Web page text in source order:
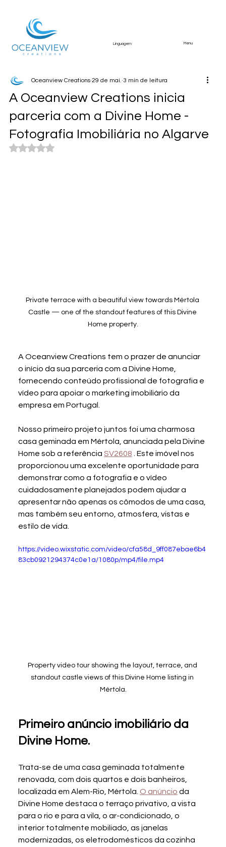
Linguagem Menu
A Oceanview Creations inicia
parceria com a Divine Home -
Fotografia Imobiliária no Algarve
Oceanview Creations 29 de mai. 3 min de leitura
Avaliado com NaN de 5 estrelas.
Private terrace with a beautiful view towards Mértola
Castle — one of the standout features of this Divine
Home property.
A Oceanview Creations tem o prazer de anunciar
o início da sua parceria com a Divine Home,
fornecendo conteúdo profissional de fotografia e
vídeo para apoiar o marketing imobiliário da
empresa em Portugal.
Nosso primeiro projeto juntos foi uma charmosa
casa geminada em Mértola, anunciada pela Divine
Home sob a referência SV2608 . Este imóvel nos
proporcionou uma excelente oportunidade para
demonstrar como a fotografia e o vídeo
cuidadosamente planejados podem ajudar a
apresentar não apenas os cômodos de uma casa,
mas também seu entorno, atmosfera, vistas e
estilo de vida.
https://video.wixstatic.com/video/cfa58d_9ff087ebae6b4
83cb0921294374c0e1a/1080p/mp4/file.mp4
Property video tour showing the layout, terrace, and
standout castle views of this Divine Home listing in
Mértola.
Primeiro anúncio imobiliário da
Divine Home.
Trata-se de uma casa geminada totalmente
renovada, com dois quartos e dois banheiros,
localizada em Alem-Rio, Mértola. O anúncio da
Divine Home destaca o terraço privativo, a vista
para o rio e para a vila, o ar-condicionado, o
interior totalmente mobiliado, as janelas
modernizadas, os eletrodomésticos da cozinha